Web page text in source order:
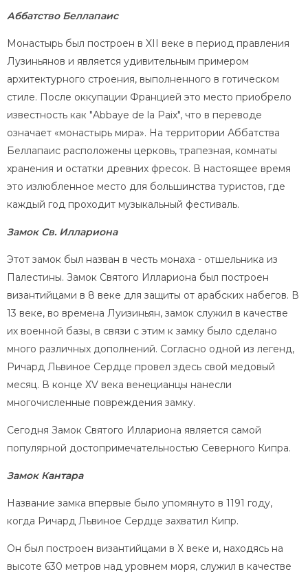
Аббатство Беллапаис
Монастырь был построен в XII веке в период правления
Лузиньянов и является удивительным примером
архитектурного строения, выполненного в готическом
стиле. После оккупации Францией это место приобрело
известность как "Abbaye de la Paix", что в переводе
означает «монастырь мира». На территории Аббатства
Беллапаис расположены церковь, трапезная, комнаты
хранения и остатки древних фресок. В настоящее время
это излюбленное место для большинства туристов, где
каждый год проходит музыкальный фестиваль.
Замок Св. Иллариона
Этот замок был назван в честь монаха - отшельника из
Палестины. Замок Святого Иллариона был построен
византийцами в 8 веке для защиты от арабских набегов. В
13 веке, во времена Луизиньян, замок служил в качестве
их военной базы, в связи с этим к замку было сделано
много различных дополнений. Согласно одной из легенд,
Ричард Львиное Сердце провел здесь свой медовый
месяц. В конце ХV века венецианцы нанесли
многочисленные повреждения замку.
Сегодня Замок Святого Иллариона является самой
популярной достопримечательностью Северного Кипра.
Замок Кантара
Название замка впервые было упомянуто в 1191 году,
когда Ричард Львиное Сердце захватил Кипр.
Он был построен византийцами в Х веке и, находясь на
высоте 630 метров над уровнем моря, служил в качестве